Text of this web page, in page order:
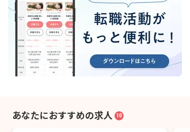
あなたにおすすめの求人 10